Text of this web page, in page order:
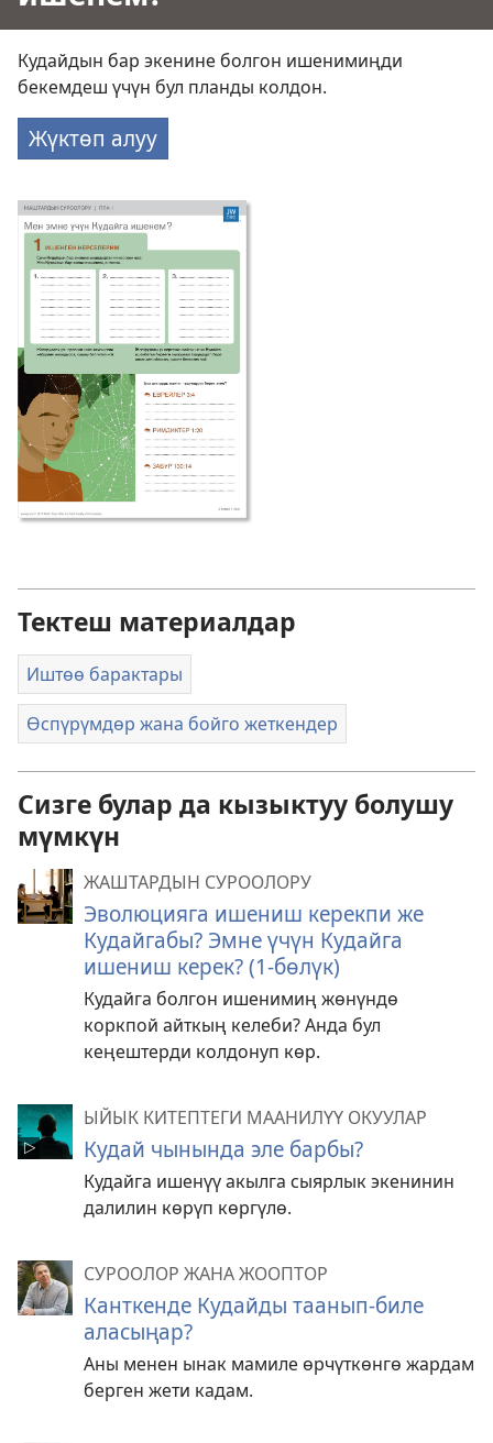
Кудайдын бар экенине болгон ишенимиңди
бекемдеш үчүн бул планды колдон.
Жүктөп алуу
Тектеш материалдар
Иштөө барактары
Өспүрүмдөр жана бойго жеткендер
Сизге булар да кызыктуу болушу
мүмкүн
ЖАШТАРДЫН СУРООЛОРУ
Эволюцияга ишениш керекпи же
Кудайгабы? Эмне үчүн Кудайга
ишениш керек? (1-бөлүк)
Кудайга болгон ишенимиң жөнүндө
коркпой айткың келеби? Анда бул
кеңештерди колдонуп көр.
ЫЙЫК КИТЕПТЕГИ МААНИЛҮҮ ОКУУЛАР
Кудай чынында эле барбы?
Кудайга ишенүү акылга сыярлык экенинин
далилин көрүп көргүлө.
СУРООЛОР ЖАНА ЖООПТОР
Канткенде Кудайды таанып-биле
аласыңар?
Аны менен ынак мамиле өрчүткөнгө жардам
берген жети кадам.